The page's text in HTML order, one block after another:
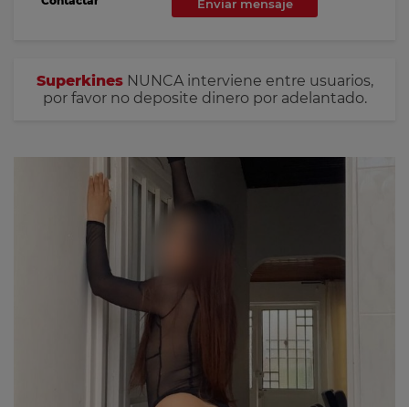
Enviar mensaje
SuperkinesNUNCA interviene entre usuarios,
por favor no deposite dinero por adelantado.